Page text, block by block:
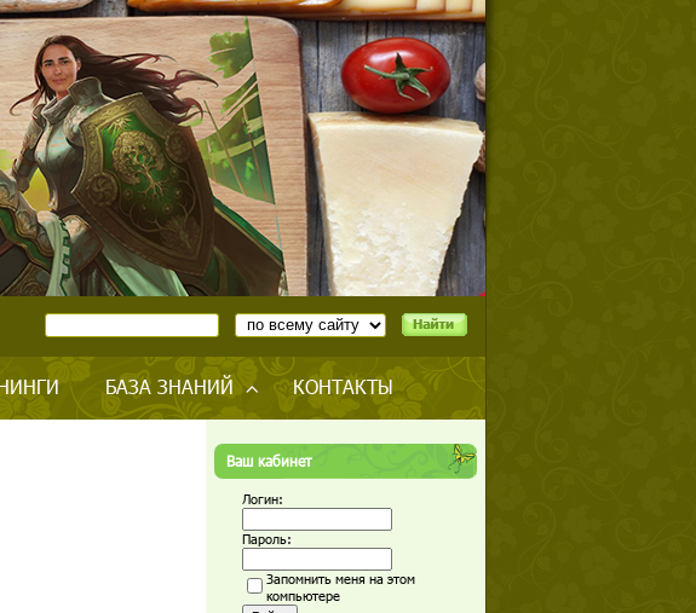
БАЗА ЗНАНИЙ КОНТАКТЫ
Ваш кабинет
Логин:
Пароль:
Запомнить меня на этом
компьютере